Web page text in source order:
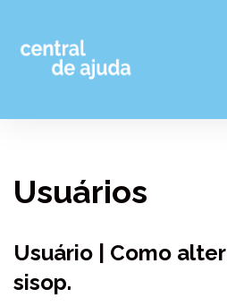
Pular
Usuários
Usuário | Como
sisop.